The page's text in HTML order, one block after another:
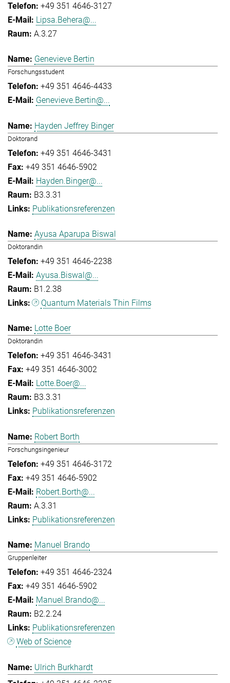
+49 351 4646-3127
Lipsa.Behera@...
A.3.27
Genevieve Bertin
Forschungsstudent
+49 351 4646-4433
Genevieve.Bertin@...
Hayden Jeffrey Binger
Doktorand
+49 351 4646-3431
+49 351 4646-5902
Hayden.Binger@...
B3.3.31
Publikationsreferenzen
Ayusa Aparupa Biswal
Doktorandin
+49 351 4646-2238
Ayusa.Biswal@...
B1.2.38
Quantum Materials Thin Films
Lotte Boer
Doktorandin
+49 351 4646-3431
+49 351 4646-3002
Lotte.Boer@...
B3.3.31
Publikationsreferenzen
Robert Borth
Forschungsingenieur
+49 351 4646-3172
+49 351 4646-5902
Robert.Borth@...
A.3.31
Publikationsreferenzen
Manuel Brando
Gruppenleiter
+49 351 4646-2324
+49 351 4646-5902
Manuel.Brando@...
B2.2.24
Publikationsreferenzen
Web of Science
Ulrich Burkhardt